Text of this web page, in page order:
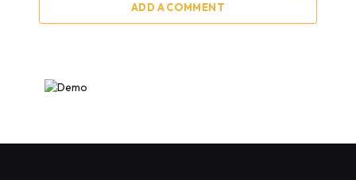
ADD A COMMENT